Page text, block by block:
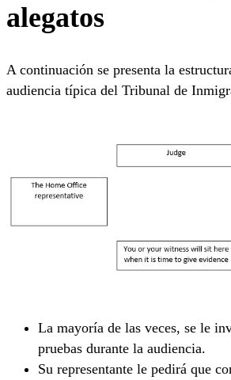
alegatos
A continuación se presenta la
audiencia típica del Tribunal de
La mayoría de las veces, se le
pruebas durante la audiencia.
Su representante le pedirá que